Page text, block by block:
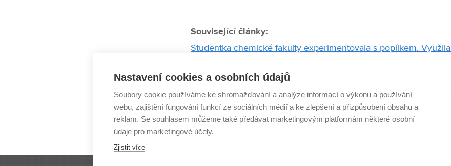
Související články:
Studentka chemické fakulty experimentovala s popílkem.
Šiler z FCH VUT
Inspiraci hledáme v přírodě, říká uznávaný vědec Josef Jančář
Změn se nebojím, baví mě překonávat překážky
Výzva jako životní styl: strojLAB propojuje studenty i obory napříč
Nastavení cookies a osobních údajů
Soubory cookie používáme ke shromažďování a analýze informací o výkonu a používání
webu, zajištění fungování funkcí ze sociálních médií a ke zlepšení a přizpůsobení obsahu a
reklam. Se souhlasem můžeme také předávat marketingovým platformám některé osobní
údaje pro marketingové účely.
Zjistit více